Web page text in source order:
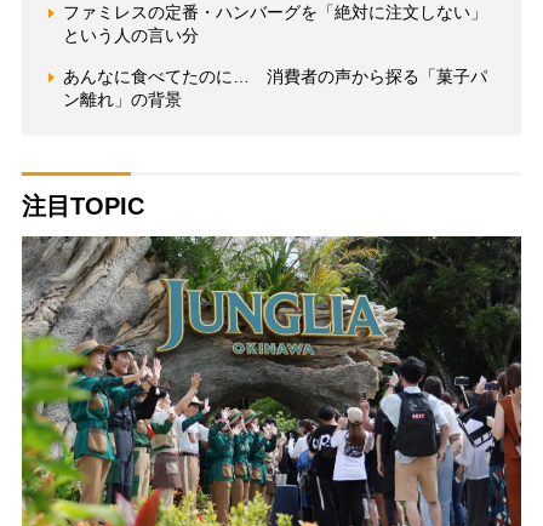
ファミレスの定番・ハンバーグを「絶対に注文しない」
という人の言い分
あんなに食べてたのに… 消費者の声から探る「菓子パ
ン離れ」の背景
注目TOPIC